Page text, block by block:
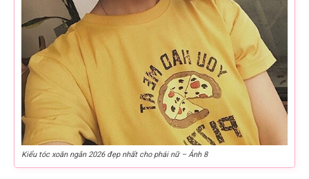
Kiểu tóc xoăn ngắn 2026 đẹp nhất cho phái nữ – Ảnh 8